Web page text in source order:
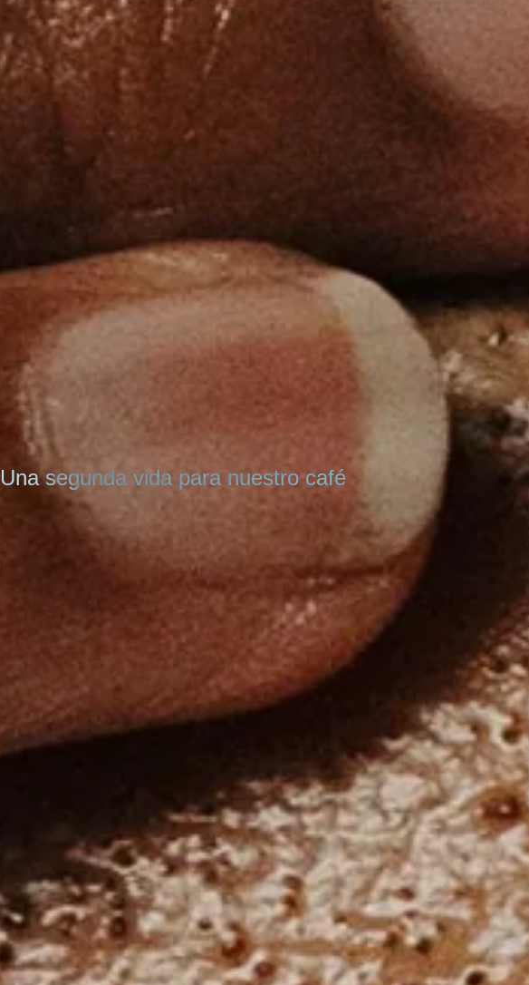
Una segunda vida para nuestro café